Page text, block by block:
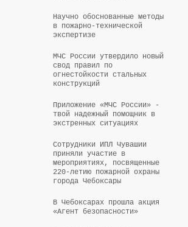
Научно обоснованные методы
в пожарно-технической
экспертизе
МЧС России утвердило новый
свод правил по
огнестойкости стальных
конструкций
Приложение «МЧС России» -
твой надежный помощник в
экстренных ситуациях
Сотрудники ИПЛ Чувашии
приняли участие в
мероприятиях, посвященные
220-летию пожарной охраны
города Чебоксары
В Чебоксарах прошла акция
«Агент безопасности»